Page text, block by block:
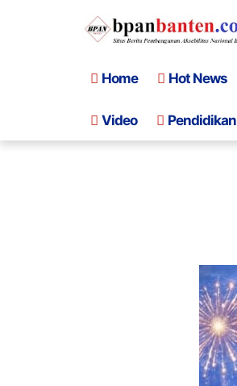
Home Hot News
Video Pendidikan